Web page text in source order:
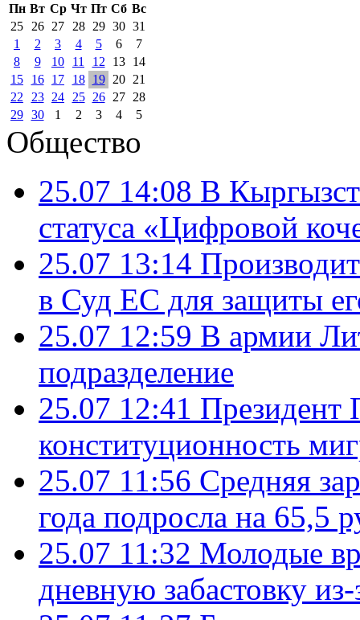
Пн Вт Ср Чт Пт Сб Вс
25
26 27 28 29 30 31
1
2 3 4 5 6
7
8
9 10 11 12 13
14
15
16 17 18 19 20
21
22
23 24 25 26 27
28
29 30 1 2 3 4 5
Общество
25.07 14:08 В
статуса «Цифровой
25.07 13:14
в Суд ЕС для защиты
25.07 12:59 В армии
подразделение
25.07 12:41 Президент
конституционность
25.07 11:56 Средняя
года подросла на 65,5
25.07 11:32 Молодые
дневную забастовку